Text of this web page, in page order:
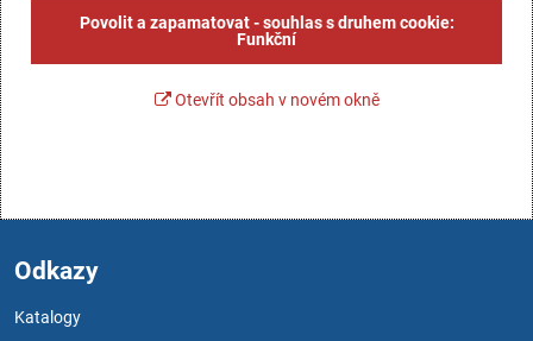
Povolit a zapamatovat - souhlas s druhem cookie:
Funkční
Otevřít obsah v novém okně
Odkazy
Katalogy